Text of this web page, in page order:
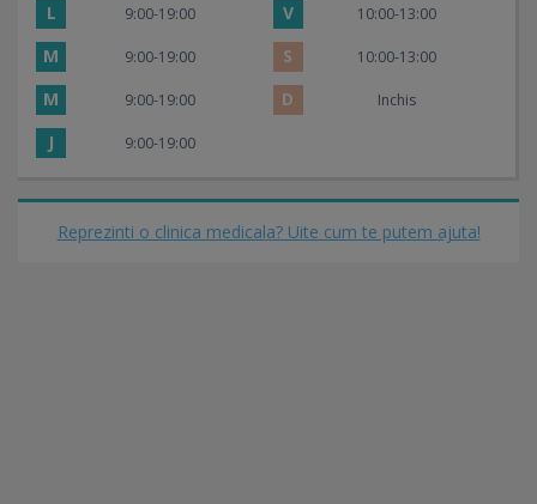
L 9:00-19:00 V 10:00-13:00
M 9:00-19:00 S 10:00-13:00
M 9:00-19:00 D Inchis
J 9:00-19:00
Reprezinti o clinica medicala? Uite cum te putem ajuta!